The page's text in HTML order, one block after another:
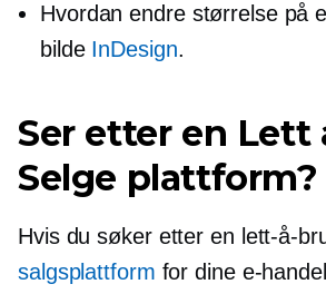
Hvordan endre størrelse på
bilde InDesign.
Ser etter en Lett
Selge plattform?
Hvis du søker etter en lett-å-
salgsplattform for dine e-